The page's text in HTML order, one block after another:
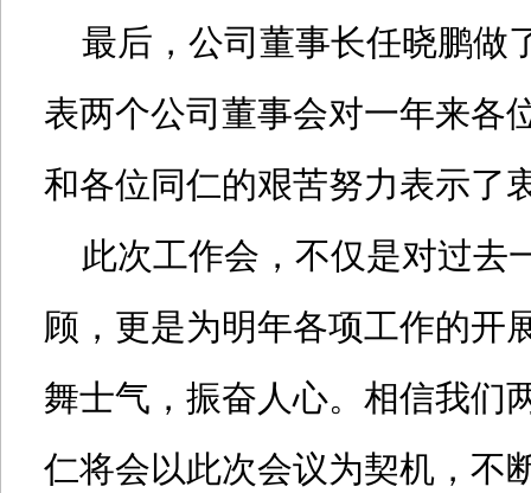
最后，公司董事长任晓鹏做
表两个公司董事会对一年来各
和各位同仁的艰苦努力表示了
此次工作会，不仅是对过去
顾，更是为明年各项工作的开
舞士气，振奋人心。相信我们
仁将会以此次会议为契机，不